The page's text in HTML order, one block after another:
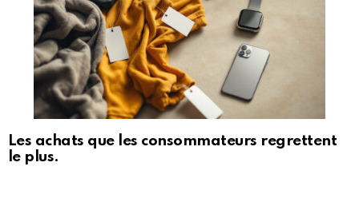
Les achats que les consommateurs regrettent
le plus.